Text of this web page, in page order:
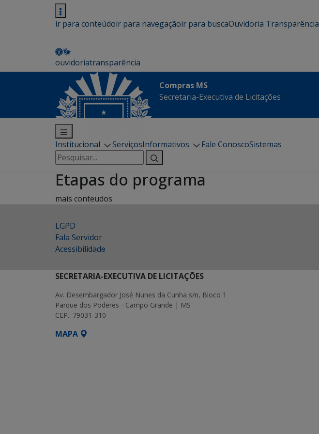
ir para conteúdoir para navegaçãoir para buscaOuvidoria Transparência
ouvidoriatransparência
Compras MS
Secretaria-Executiva de Licitações
Institucional ServiçosInformativos Fale ConoscoSistemas
Pesquisar
por:
Etapas do programa
mais conteudos
LGPD
Fala Servidor
Acessibilidade
SECRETARIA-EXECUTIVA DE LICITAÇÕES
Av. Desembargador José Nunes da Cunha s/n, Bloco 1
Parque dos Poderes - Campo Grande | MS
CEP.: 79031-310
MAPA